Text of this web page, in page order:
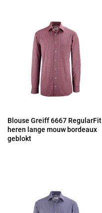
Blouse Greiff 6667 RegularFit
heren lange mouw bordeaux
geblokt